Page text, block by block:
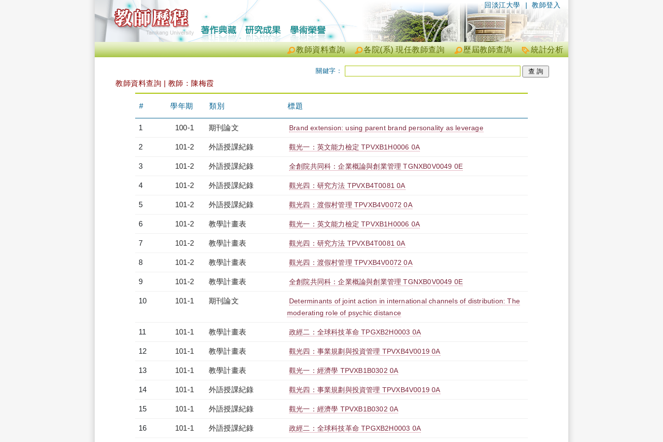
| 教師登入
回淡江大學
統計分析
歷屆教師查詢
各院(系) 現任教師查詢
教師資料查詢
關鍵字：
教師資料查詢 | 教師：陳梅霞
# 學年期 類別 標題
1 100-1 期刊論文 Brand extension: using parent brand personality as leverage
2 101-2 外語授課紀錄 觀光一：英文能力檢定 TPVXB1H0006 0A
3 101-2 外語授課紀錄 全創院共同科：企業概論與創業管理 TGNXB0V0049 0E
4 101-2 外語授課紀錄 觀光四：研究方法 TPVXB4T0081 0A
5 101-2 外語授課紀錄 觀光四：渡假村管理 TPVXB4V0072 0A
6 101-2 教學計畫表 觀光一：英文能力檢定 TPVXB1H0006 0A
7 101-2 教學計畫表 觀光四：研究方法 TPVXB4T0081 0A
8 101-2 教學計畫表 觀光四：渡假村管理 TPVXB4V0072 0A
9 101-2 教學計畫表 全創院共同科：企業概論與創業管理 TGNXB0V0049 0E
10 101-1 期刊論文
Determinants of joint action in international channels of distribution: The
moderating role of psychic distance
11 101-1 教學計畫表 政經二：全球科技革命 TPGXB2H0003 0A
12 101-1 教學計畫表 觀光四：事業規劃與投資管理 TPVXB4V0019 0A
13 101-1 教學計畫表 觀光一：經濟學 TPVXB1B0302 0A
14 101-1 外語授課紀錄 觀光四：事業規劃與投資管理 TPVXB4V0019 0A
15 101-1 外語授課紀錄 觀光一：經濟學 TPVXB1B0302 0A
16 101-1 外語授課紀錄 政經二：全球科技革命 TPGXB2H0003 0A